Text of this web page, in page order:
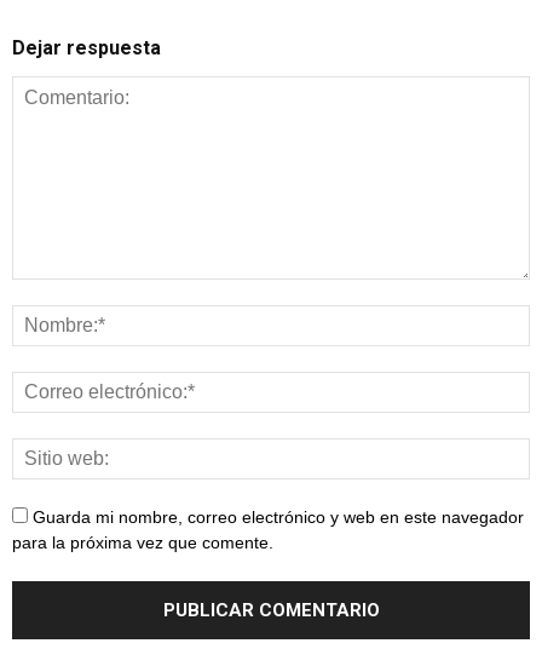
Dejar respuesta
Guarda mi nombre, correo electrónico y web en este navegador
para la próxima vez que comente.